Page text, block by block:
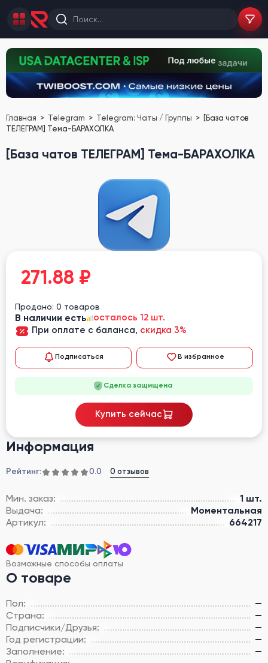
Главная Telegram Telegram: Чаты / Группы
[База чатов
ТЕЛЕГРАМ] Тема-БАРАХОЛКА
[База чатов ТЕЛЕГРАМ] Тема-БАРАХОЛКА
Информация
Рейтинг: 0.0 0 отзывов
Мин. заказ:
1 шт.
Выдача:
Моментальная
Артикул:
664217
Возможные способы оплаты
О товаре
Пол:
—
Страна:
—
Подписчики/Друзья:
—
Год регистрации:
—
Заполнение:
—
271.88 ₽
Продано: 0 товаров
В наличии есть
осталось 12 шт.
При оплате с баланса, скидка 3%
Подписаться В избранное
Сделка защищена
Купить сейчас